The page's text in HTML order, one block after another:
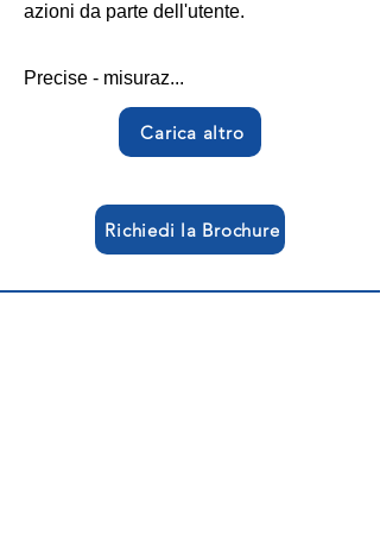
azioni da parte dell'utente.
Precise - misuraz...
Carica altro
Richiedi la Brochure